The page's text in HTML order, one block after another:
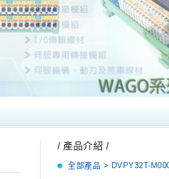
/ 產品介紹 /
全部產品 > DVPY32T-